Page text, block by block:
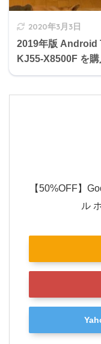
2020年3月3日
2019年版 Android
KJ55-X8500F を購
【50%OFF】
ル